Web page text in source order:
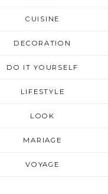
CUISINE
DECORATION
DO IT YOURSELF
LIFESTYLE
LOOK
MARIAGE
VOYAGE